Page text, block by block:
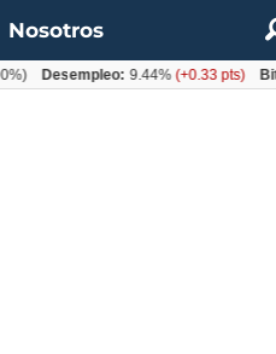
Nosotros
Desempleo: 9.44%(+0.33 pts) Bitcoin: